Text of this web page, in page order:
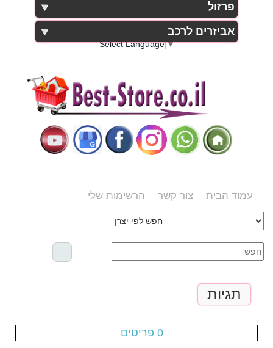
פרזול
אביזרים לרכב
Select Language▼
הרשימות שלי עמוד הבית צור קשר
תגיות
0 פריטים